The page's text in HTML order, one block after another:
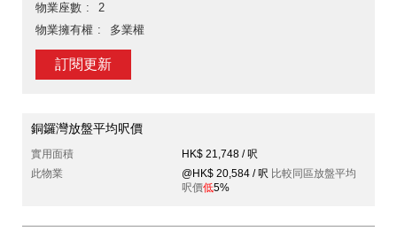
物業座數
2
物業擁有權
多業權
訂閱更新
銅鑼灣放盤平均呎價
實用面積
HK$ 21,748 / 呎
此物業
@HK$ 20,584 / 呎 比較同區放盤平均
呎價低5%